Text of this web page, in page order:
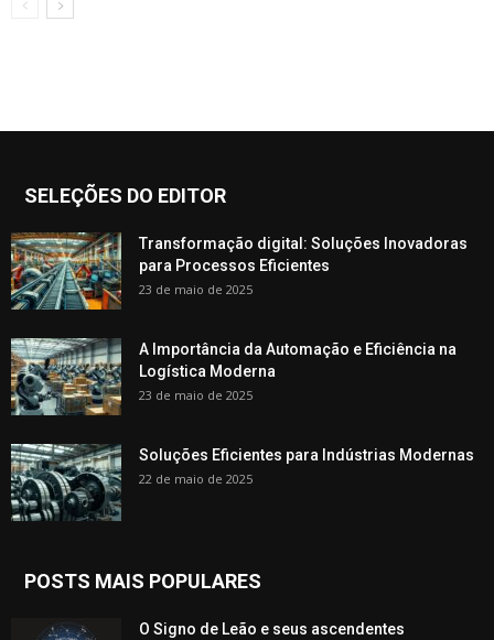
SELEÇÕES DO EDITOR
Transformação digital: Soluções Inovadoras
para Processos Eficientes
23 de maio de 2025
A Importância da Automação e Eficiência na
Logística Moderna
23 de maio de 2025
Soluções Eficientes para Indústrias Modernas
22 de maio de 2025
POSTS MAIS POPULARES
O Signo de Leão e seus ascendentes